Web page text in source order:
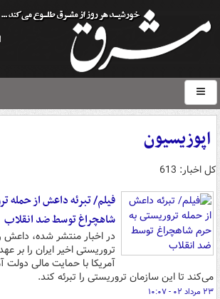
اپوزیسیون
کل اخبار: 613
فیلم/ تبرئه داعش از حمله
شاهچراغ توسط ضد انقلاب
در اخبار منتشر شده،
تروریستی اخیر ایران را بر
آمریکا با حمایت مالی دولت
می‌کند تا این سازمان تروریستی را تبرئه کند.
۲۳ مرداد ۰۲ - ۱۰:۰۷